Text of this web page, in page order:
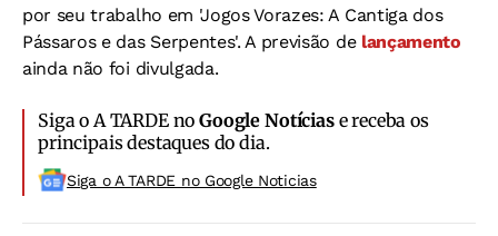
por seu trabalho em 'Jogos Vorazes: A Cantiga dos
Pássaros e das Serpentes'. A previsão de lançamento
ainda não foi divulgada.
Siga o A TARDE noGoogle Notíciase receba os
principais destaques do dia.
Siga o A TARDE no Google Noticias